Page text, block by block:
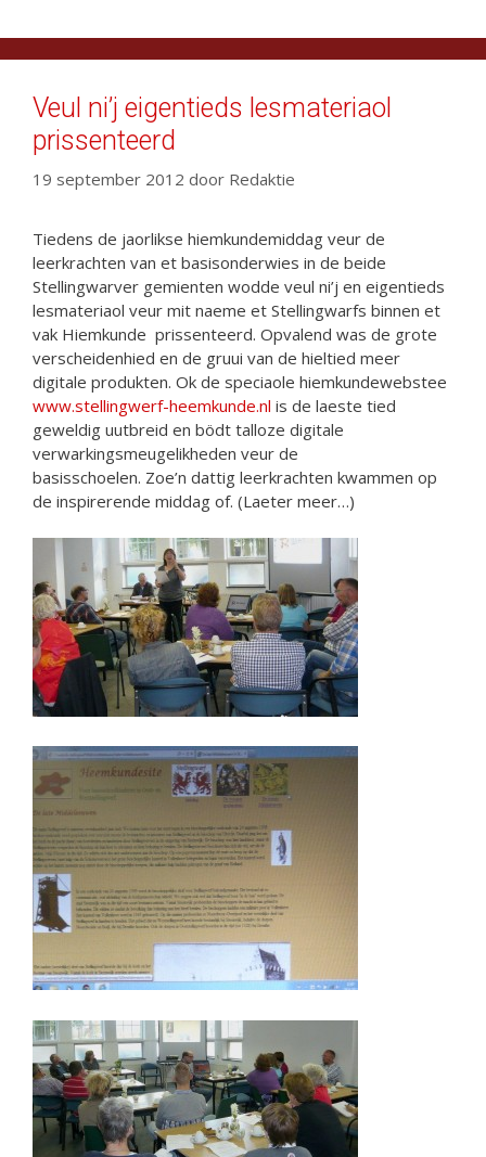
Veul ni’j eigentieds lesmateriaol
prissenteerd
19 september 2012 door Redaktie
Tiedens de jaorlikse hiemkundemiddag veur de
leerkrachten van et basisonderwies in de beide
Stellingwarver gemienten wodde veul ni’j en eigentieds
lesmateriaol veur mit naeme et Stellingwarfs binnen et
vak Hiemkunde prissenteerd. Opvalend was de grote
verscheidenhied en de gruui van de hieltied meer
digitale produkten. Ok de speciaole hiemkundewebstee
www.stellingwerf-heemkunde.nl is de laeste tied
geweldig uutbreid en bödt talloze digitale
verwarkingsmeugelikheden veur de
basisschoelen. Zoe’n dattig leerkrachten kwammen op
de inspirerende middag of. (Laeter meer…)